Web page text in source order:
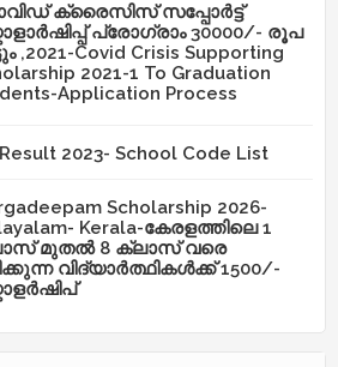
ക്രൈസിസ് സപ്പോർട്ട്
പ്രോഗ്രാം 30000/- രൂപ
,2021-Covid Crisis Supporting
2021-1 To Graduation
Application Process
2023- School Code List
Scholarship 2026-
Kerala-കേരളത്തിലെ 1
മുതൽ 8 ക്ലാസ് വരെ
വിദ്യാർത്ഥികൾക്ക് 1500/-